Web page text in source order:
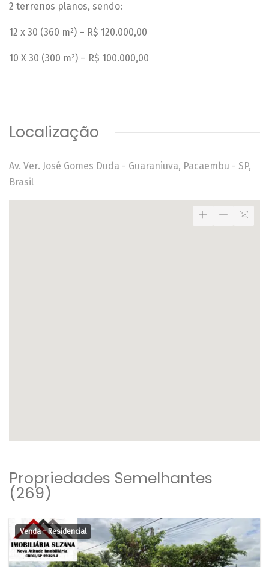
2 terrenos planos, sendo:
12 x 30 (360 m²) – R$ 120.000,00
10 X 30 (300 m²) – R$ 100.000,00
Localização
Av. Ver. José Gomes Duda - Guaraniuva, Pacaembu - SP,
Brasil
Propriedades Semelhantes
(269)
Venda - Residencial